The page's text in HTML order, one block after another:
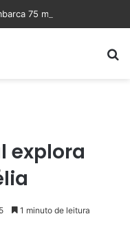
explora
1 minuto de leitura